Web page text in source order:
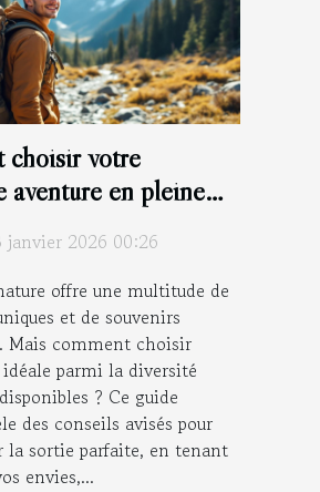
choisir votre
aventure en pleine
janvier 2026 00:26
offre une multitude de
et de souvenirs
Mais comment choisir
parmi la diversité
? Ce guide
des conseils avisés pour
la sortie parfaite, en tenant
envies,...